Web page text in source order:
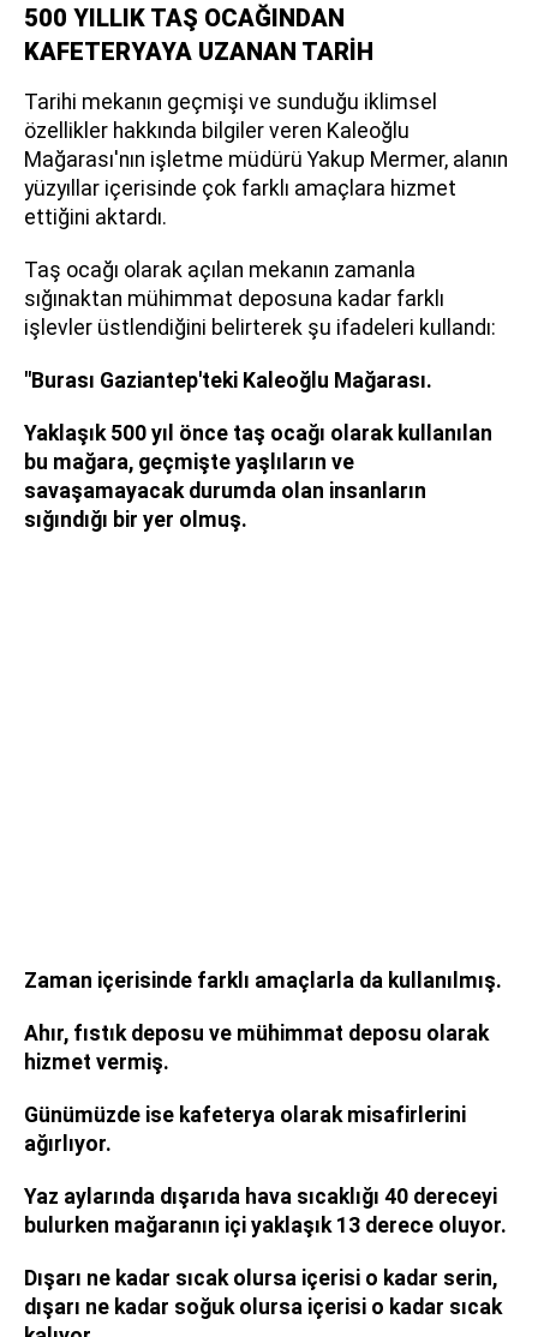
500 YILLIK TAŞ OCAĞINDAN
KAFETERYAYA UZANAN TARİH
Tarihi mekanın geçmişi ve sunduğu iklimsel
özellikler hakkında bilgiler veren Kaleoğlu
Mağarası'nın işletme müdürü Yakup Mermer, alanın
yüzyıllar içerisinde çok farklı amaçlara hizmet
ettiğini aktardı.
Taş ocağı olarak açılan mekanın zamanla
sığınaktan mühimmat deposuna kadar farklı
işlevler üstlendiğini belirterek şu ifadeleri kullandı:
"Burası Gaziantep'teki Kaleoğlu Mağarası.
Yaklaşık 500 yıl önce taş ocağı olarak kullanılan
bu mağara, geçmişte yaşlıların ve
savaşamayacak durumda olan insanların
sığındığı bir yer olmuş.
Zaman içerisinde farklı amaçlarla da kullanılmış.
Ahır, fıstık deposu ve mühimmat deposu olarak
hizmet vermiş.
Günümüzde ise kafeterya olarak misafirlerini
ağırlıyor.
Yaz aylarında dışarıda hava sıcaklığı 40 dereceyi
bulurken mağaranın içi yaklaşık 13 derece oluyor.
Dışarı ne kadar sıcak olursa içerisi o kadar serin,
dışarı ne kadar soğuk olursa içerisi o kadar sıcak